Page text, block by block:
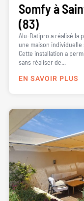
Somfy à
(83)
Alu-Batipro a réalisé la
une maison
Cette installation a
sans réaliser de...
EN SAVOIR PLUS